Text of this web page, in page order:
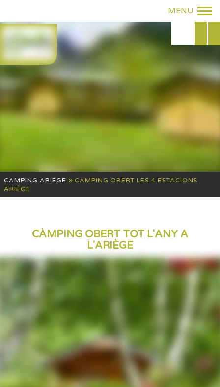
CAMPING ARIÈGE » CÀMPING OBERT LES 4 ESTACIONS
ARIÈGE
CÀMPING OBERT TOT L'ANY A
L'ARIÈGE